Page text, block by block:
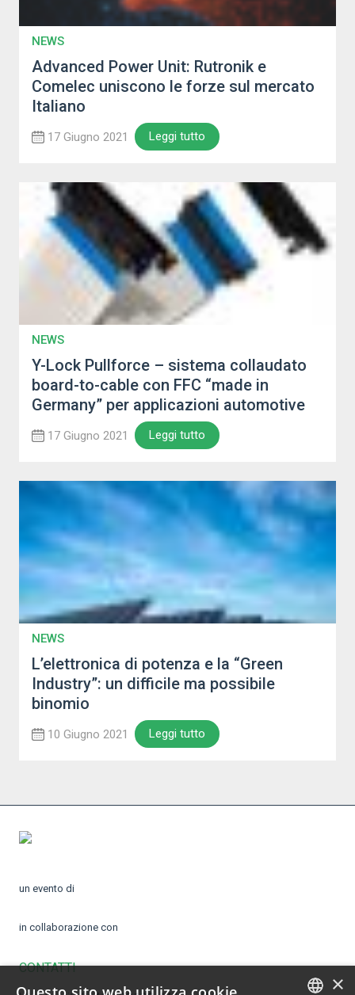
NEWS
Advanced Power Unit: Rutronik e
Comelec uniscono le forze sul mercato
Italiano
17 Giugno 2021 Leggi tutto
NEWS
Y-Lock Pullforce – sistema collaudato
board-to-cable con FFC “made in
Germany” per applicazioni automotive
17 Giugno 2021 Leggi tutto
NEWS
L’elettronica di potenza e la “Green
Industry”: un difficile ma possibile
binomio
10 Giugno 2021 Leggi tutto
un evento di
in collaborazione con
CONTATTI
×